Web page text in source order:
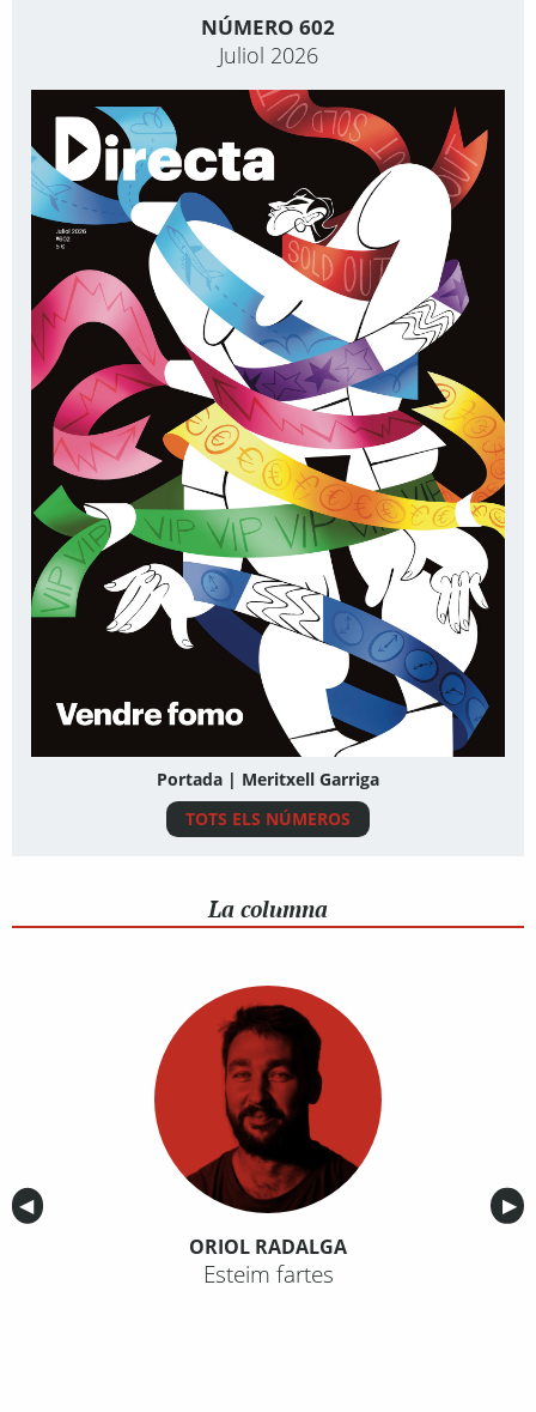
NÚMERO 602
Juliol 2026
Portada | Meritxell Garriga
TOTS ELS NÚMEROS
La columna
Anterior
◀︎ ▶︎
ORIOL RADALGA
Esteim fartes